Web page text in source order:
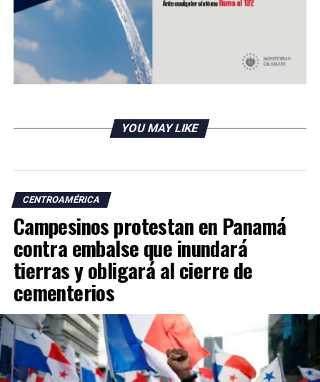
YOU MAY LIKE
CENTROAMÉRICA
Campesinos protestan en Panamá
contra embalse que inundará
tierras y obligará al cierre de
cementerios